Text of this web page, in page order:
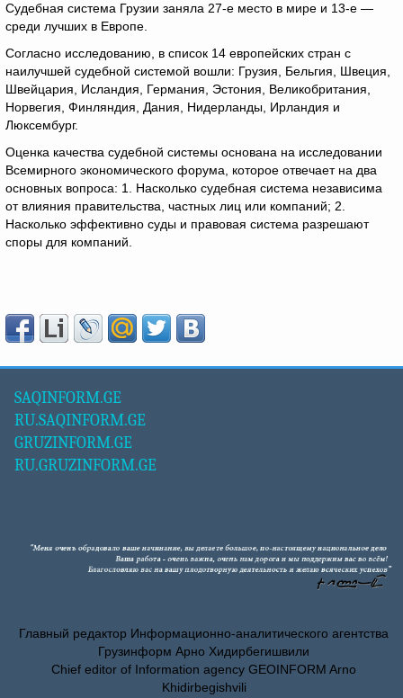
Судебная система Грузии заняла 27-е место в мире и 13-е —
среди лучших в Европе.
Согласно исследованию, в список 14 европейских стран с
наилучшей судебной системой вошли: Грузия, Бельгия, Швеция,
Швейцария, Исландия, Германия, Эстония, Великобритания,
Норвегия, Финляндия, Дания, Нидерланды, Ирландия и
Люксембург.
Оценка качества судебной системы основана на исследовании
Всемирного экономического форума, которое отвечает на два
основных вопроса: 1. Насколько судебная система независима
от влияния правительства, частных лиц или компаний; 2.
Насколько эффективно суды и правовая система разрешают
споры для компаний.
SAQINFORM.GE
RU.SAQINFORM.GE
GRUZINFORM.GE
RU.GRUZINFORM.GE
Главный редактор Информационно-аналитического агентства
Грузинформ Арно Хидирбегишвили
Chief editor of Information agency GEOINFORM Arno
Khidirbegishvili